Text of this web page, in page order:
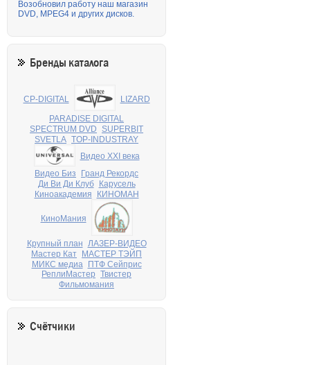
Возобновил работу наш магазин
DVD, MPEG4 и других дисков.
Бренды каталога
CP-DIGITAL LIZARD
PARADISE DIGITAL
SPECTRUM DVD SUPERBIT
SVETLA TOP-INDUSTRAY
Видео XXI века
Видео Биз
Гранд Рекордс
Ди Ви Ди Клуб
Карусель
Киноакадемия
КИНОМАН
КиноМания
Крупный план ЛАЗЕР-ВИДЕО
Мастер Кат МАСТЕР ТЭЙП
МИКС медиа
ПТФ Сейприс
РеплиМастер Твистер
Фильмомания
Счётчики